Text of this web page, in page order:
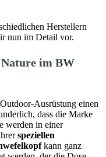
Herstellern
nun im Detail vor.
im BW
Ausrüstung einen
dass die Marke
werden in einer
speziellen
kann ganz